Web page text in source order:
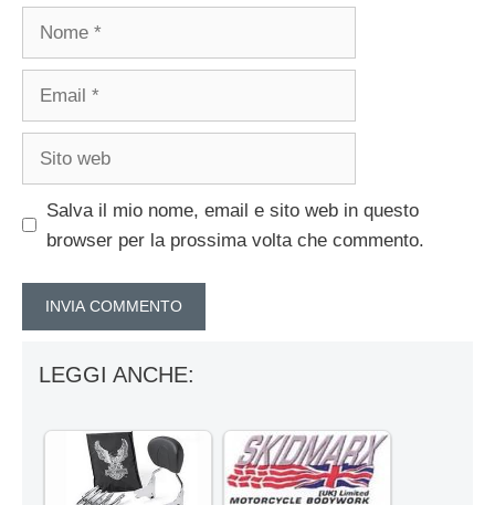
Salva il mio nome, email e sito web in questo
browser per la prossima volta che commento.
LEGGI ANCHE: